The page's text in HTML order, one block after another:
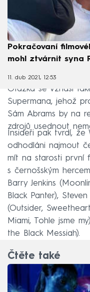
Pokračovaní
mohl ztvárnit syna
11. dub 2021, 12:53
Otázka se vznáší
Supermana, jehož
Sám Abrams by na
zdrojů usednout
Insideři pak tvrdí,
odhodláni najmout
mít na starosti první
s černošským
Barry Jenkins
Black Panter),
(Outsider,
Miami, Tohle jsme
the Black Messiah).
Čtěte také